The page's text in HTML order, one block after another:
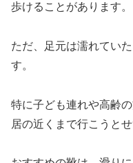
歩けることがあります。
ただ、足元は濡れてい
す。
特に子ども連れや高齢
居の近くまで行こうと